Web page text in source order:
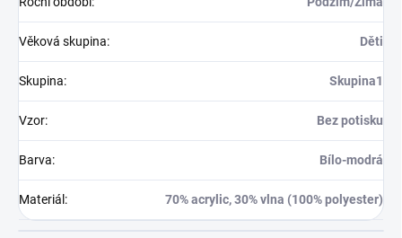
Věková skupina: Děti
Skupina: Skupina1
Vzor: Bez potisku
Barva: Bílo-modrá
Materiál : 70% acrylic, 30% vlna (100% polyester)